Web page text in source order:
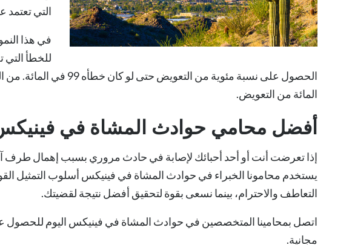
التي تعتمد
في هذا
للخطأ التي
المائة من التعويض.
أفضل محامي حوادث المشاة في
إذا تعرضت أنت أو أحد أحبائك لإصابة في حادث مروري بسبب إهمال طرف
يستخدم محامونا الخبراء في حوادث المشاة في فينيكس أسلوب التمثيل
التعاطف والاحترام، بينما نسعى بقوة لتحقيق أفضل نتيجة لقضيتك.
اتصل بمحامينا المتخصصين في حوادث المشاة في فينيكس اليوم للحصول
مجانية.